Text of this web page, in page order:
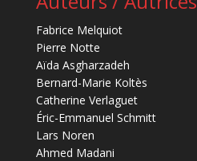
Fabrice Melquiot
Pierre Notte
Aïda Asgharzadeh
Bernard-Marie Koltès
Catherine Verlaguet
Éric-Emmanuel Schmitt
Lars Noren
Ahmed Madani